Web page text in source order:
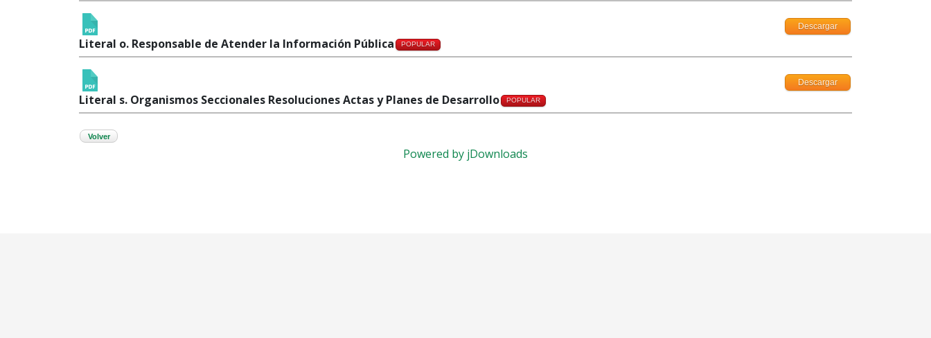
Literal o. Responsable de Atender la Información Pública POPULAR
Descargar
Literal s. Organismos Seccionales Resoluciones Actas y Planes de Desarrollo POPULAR
Descargar
Volver
Powered by jDownloads